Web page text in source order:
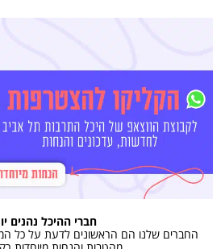
חברי ההיכל נהנים
החברים שלנו הם הראשונים לדעת על כל